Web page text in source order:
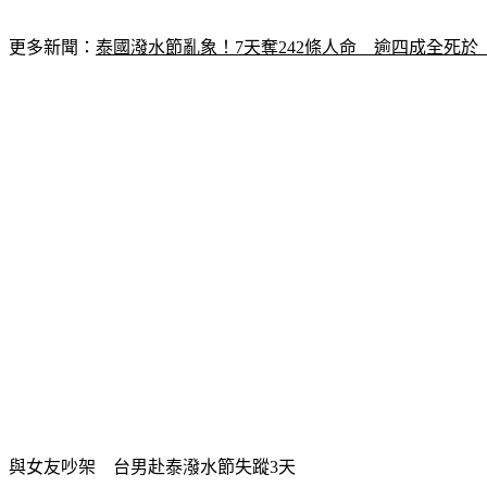
更多新聞： 泰國潑水節亂象！7天奪242條人命　逾四成全死於
與女友吵架　台男赴泰潑水節失蹤3天